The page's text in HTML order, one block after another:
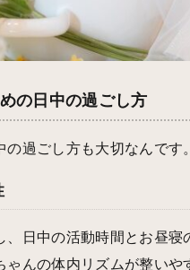
の日中の過ごし方
の過ごし方も大切なんです
、日中の活動時間とお昼寝
ゃんの体内リズムが整いや